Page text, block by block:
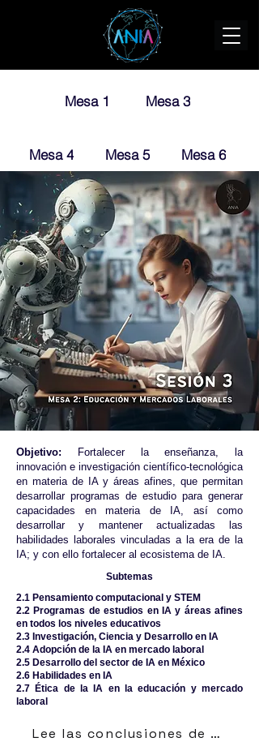
Mesa 1 Mesa 3
Mesa 4 Mesa 5 Mesa 6
Objetivo: Fortalecer la enseñanza, la
innovación e investigación científico-tecnológica
en materia de IA y áreas afines, que permitan
desarrollar programas de estudio para generar
capacidades en materia de IA, así como
desarrollar y mantener actualizadas las
habilidades laborales vinculadas a la era de la
IA; y con ello fortalecer al ecosistema de IA.
Subtemas
2.1 Pensamiento computacional y STEM
2.2 Programas de estudios en IA y áreas afines
en todos los niveles educativos
2.3 Investigación, Ciencia y Desarrollo en IA
2.4 Adopción de la IA en mercado laboral
2.5 Desarrollo del sector de IA en México
2.6 Habilidades en IA
2.7 Ética de la IA en la educación y mercado
laboral
Lee las conclusiones de nuestro líder de mesa: José Luis Ponce López